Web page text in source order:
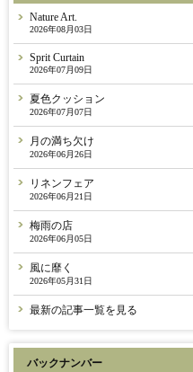
Nature Art.
2026年08月03日
Sprit Curtain
2026年07月09日
夏色クッション
2026年07月07日
月の満ち欠け
2026年06月26日
リネンフェア
2026年06月21日
梅雨の店
2026年06月05日
風に靡く
2026年05月31日
最新の記事一覧を見る
バックナンバー